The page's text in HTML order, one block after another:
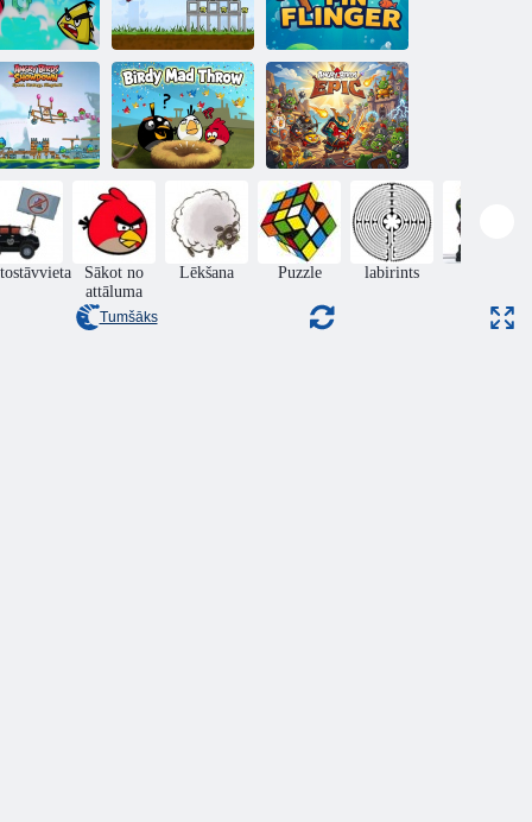
putni Lazzy putni Spin pārlaide
Birds
Birdy Mad
Throw
Angry Birds
Sākot no
attāluma
Lēkšana Puzzle labirints
Tumšāks